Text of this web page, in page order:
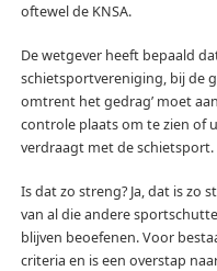
oftewel de KNSA.
De wetgever heeft bepaald
schietsportvereniging, bij de
omtrent het gedrag’ moet
controle plaats om te zien of
verdraagt met de schietsport.
Is dat zo streng? Ja, dat is zo
van al die andere
blijven beoefenen. Voor
criteria en is een overstap